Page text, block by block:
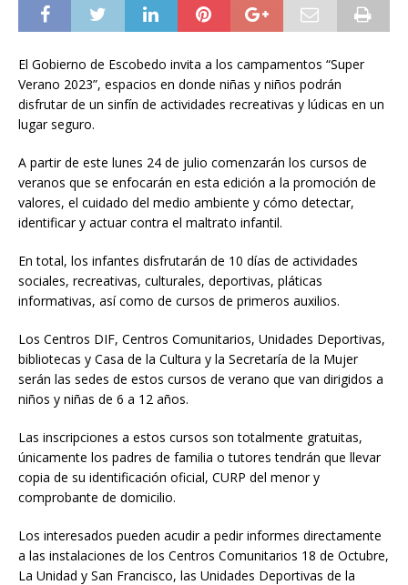
El Gobierno de Escobedo invita a los campamentos “Super
Verano 2023”, espacios en donde niñas y niños podrán
disfrutar de un sinfín de actividades recreativas y lúdicas en un
lugar seguro.
A partir de este lunes 24 de julio comenzarán los cursos de
veranos que se enfocarán en esta edición a la promoción de
valores, el cuidado del medio ambiente y cómo detectar,
identificar y actuar contra el maltrato infantil.
En total, los infantes disfrutarán de 10 días de actividades
sociales, recreativas, culturales, deportivas, pláticas
informativas, así como de cursos de primeros auxilios.
Los Centros DIF, Centros Comunitarios, Unidades Deportivas,
bibliotecas y Casa de la Cultura y la Secretaría de la Mujer
serán las sedes de estos cursos de verano que van dirigidos a
niños y niñas de 6 a 12 años.
Las inscripciones a estos cursos son totalmente gratuitas,
únicamente los padres de familia o tutores tendrán que llevar
copia de su identificación oficial, CURP del menor y
comprobante de domicilio.
Los interesados pueden acudir a pedir informes directamente
a las instalaciones de los Centros Comunitarios 18 de Octubre,
La Unidad y San Francisco, las Unidades Deportivas de la